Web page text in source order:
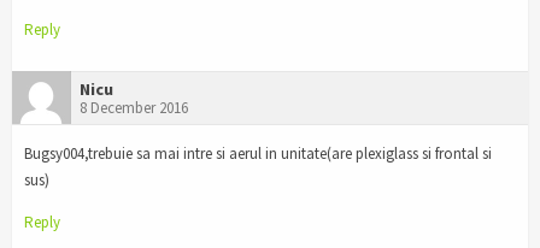
Reply
Nicu
8 December 2016
Bugsy004,trebuie sa mai intre si aerul in unitate(are plexiglass si frontal si
sus)
Reply